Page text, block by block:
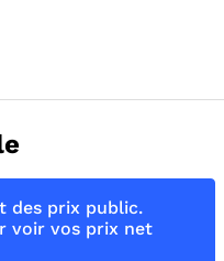
des prix public.
voir vos prix net